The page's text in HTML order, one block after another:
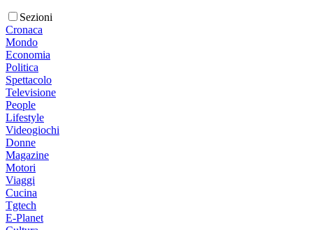
Sezioni
Cronaca
Mondo
Economia
Politica
Spettacolo
Televisione
People
Lifestyle
Videogiochi
Donne
Magazine
Motori
Viaggi
Cucina
Tgtech
E-Planet